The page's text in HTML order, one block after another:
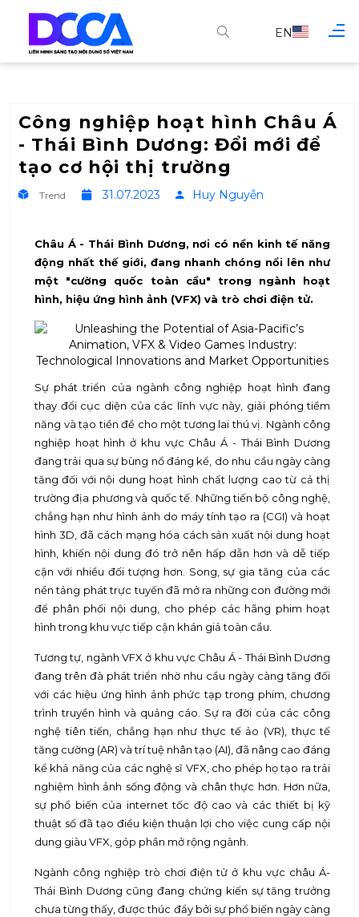
EN
Công nghiệp hoạt hình Châu Á
- Thái Bình Dương: Đổi mới để
tạo cơ hội thị trường
Trend 31.07.2023 Huy Nguyễn
Châu Á - Thái Bình Dương, nơi có nền kinh tế năng
động nhất thế giới, đang nhanh chóng nổi lên như
một "cường quốc toàn cầu" trong ngành hoạt
hình, hiệu ứng hình ảnh (VFX) và trò chơi điện tử.
Sự phát triển của ngành công nghiệp hoạt hình đang
thay đổi cục diện của các lĩnh vực này, giải phóng tiềm
năng và tạo tiền đề cho một tương lai thú vị. Ngành công
nghiệp hoạt hình ở khu vực Châu Á - Thái Bình Dương
đang trải qua sự bùng nổ đáng kể, do nhu cầu ngày càng
tăng đối với nội dung hoạt hình chất lượng cao từ cả thị
trường địa phương và quốc tế. Những tiến bộ công nghệ,
chẳng hạn như hình ảnh do máy tính tạo ra (CGI) và hoạt
hình 3D, đã cách mạng hóa cách sản xuất nội dung hoạt
hình, khiến nội dung đó trở nên hấp dẫn hơn và dễ tiếp
cận với nhiều đối tượng hơn. Song, sự gia tăng của các
nền tảng phát trực tuyến đã mở ra những con đường mới
để phân phối nội dung, cho phép các hãng phim hoạt
hình trong khu vực tiếp cận khán giả toàn cầu.
Tương tự, ngành VFX ở khu vực Châu Á - Thái Bình Dương
đang trên đà phát triển nhờ nhu cầu ngày càng tăng đối
với các hiệu ứng hình ảnh phức tạp trong phim, chương
trình truyền hình và quảng cáo. Sự ra đời của các công
nghệ tiên tiến, chẳng hạn như thực tế ảo (VR), thực tế
tăng cường (AR) và trí tuệ nhân tạo (AI), đã nâng cao đáng
kể khả năng của các nghệ sĩ VFX, cho phép họ tạo ra trải
nghiệm hình ảnh sống động và chân thực hơn. Hơn nữa,
sự phổ biến của internet tốc độ cao và các thiết bị kỹ
thuật số đã tạo điều kiện thuận lợi cho việc cung cấp nội
dung giàu VFX, góp phần mở rộng ngành.
Ngành công nghiệp trò chơi điện tử ở khu vực châu Á-
Thái Bình Dương cũng đang chứng kiến ​​sự tăng trưởng
chưa từng thấy, được thúc đẩy bởi sự phổ biến ngày càng